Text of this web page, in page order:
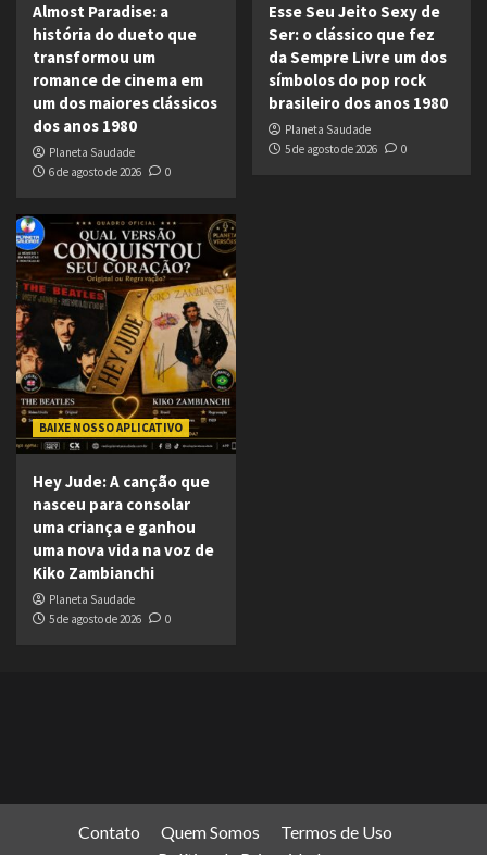
Almost Paradise: a
história do dueto que
transformou um
romance de cinema em
um dos maiores clássicos
dos anos 1980
Planeta Saudade
6 de agosto de 2026
0
Esse Seu Jeito Sexy de
Ser: o clássico que fez
da Sempre Livre um dos
símbolos do pop rock
brasileiro dos anos 1980
Planeta Saudade
5 de agosto de 2026
0
BAIXE NOSSO APLICATIVO
Hey Jude: A canção que
nasceu para consolar
uma criança e ganhou
uma nova vida na voz de
Kiko Zambianchi
Planeta Saudade
5 de agosto de 2026
0
Contato Quem Somos
Termos de Uso